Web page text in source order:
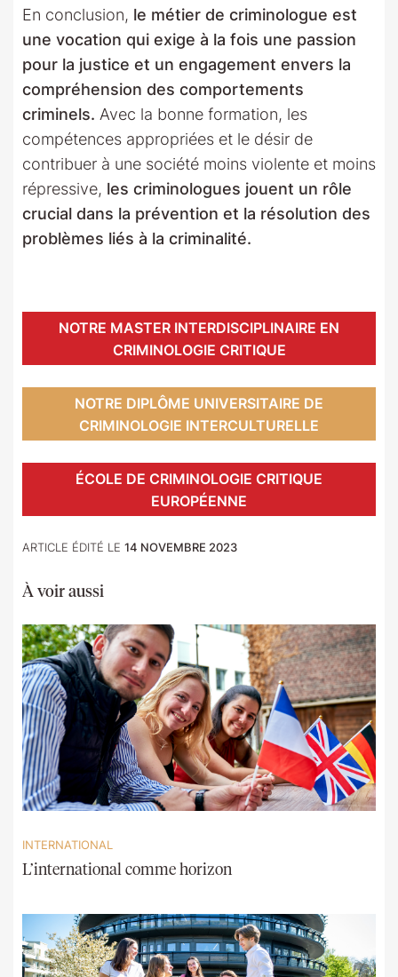
En conclusion, le métier de criminologue est
une vocation qui exige à la fois une passion
pour la justice et un engagement envers la
compréhension des comportements
criminels. Avec la bonne formation, les
compétences appropriées et le désir de
contribuer à une société moins violente et moins
répressive, les criminologues jouent un rôle
crucial dans la prévention et la résolution des
problèmes liés à la criminalité.
NOTRE MASTER INTERDISCIPLINAIRE EN
CRIMINOLOGIE CRITIQUE
NOTRE DIPLÔME UNIVERSITAIRE DE
CRIMINOLOGIE INTERCULTURELLE
ÉCOLE DE CRIMINOLOGIE CRITIQUE
EUROPÉENNE
ARTICLE ÉDITÉ LE 14 NOVEMBRE 2023
À voir aussi
INTERNATIONAL
L’international comme horizon